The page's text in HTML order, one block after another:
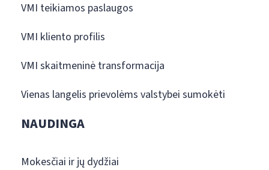
VMI teikiamos paslaugos
VMI kliento profilis
VMI skaitmeninė transformacija
Vienas langelis prievolėms valstybei sumokėti
NAUDINGA
Mokesčiai ir jų dydžiai